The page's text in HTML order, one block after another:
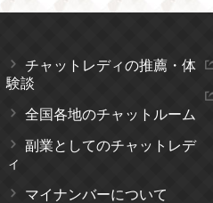
チャットレディの推薦・体
験談
全国各地のチャットルーム
副業としてのチャットレデ
ィ
マイナンバーについて